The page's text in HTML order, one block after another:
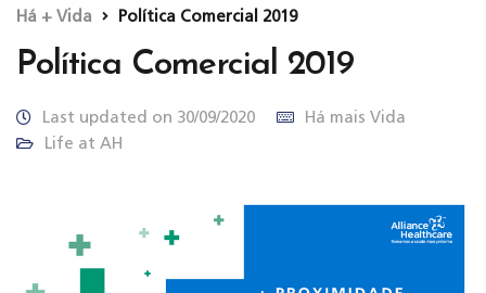
Há + Vida Política Comercial 2019
Política Comercial 2019
Last updated on 30/09/2020
Há mais Vida
Life at AH